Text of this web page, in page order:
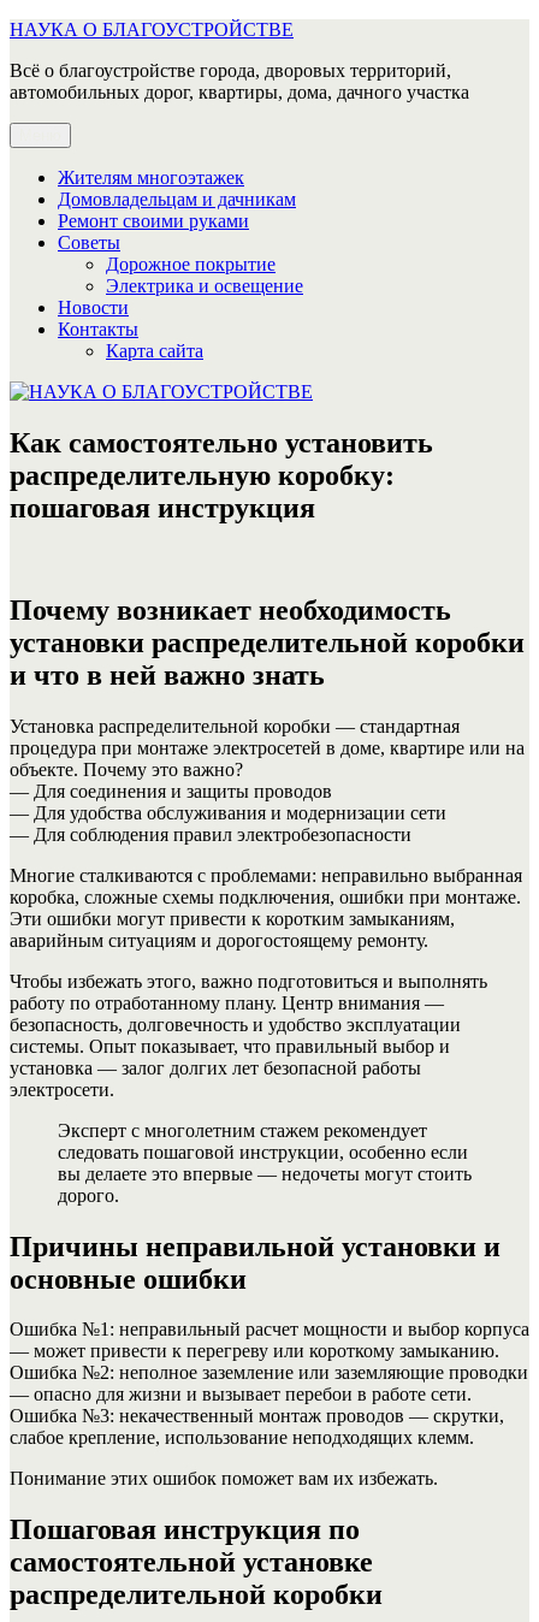
Перейти
содержимому
НАУКА О БЛАГОУСТРОЙСТВЕ
Всё о благоустройстве города, дворовых территорий,
автомобильных дорог, квартиры, дома, дачного участка
Жителям многоэтажек
Домовладельцам и дачникам
Ремонт своими руками
Советы
Дорожное покрытие
Электрика и освещение
Новости
Контакты
Карта сайта
Как самостоятельно установить
распределительную коробку:
пошаговая инструкция
Почему возникает необходимость
установки распределительной коробки
и что в ней важно знать
Установка распределительной коробки — стандартная
процедура при монтаже электросетей в доме, квартире или на
объекте. Почему это важно?
— Для соединения и защиты проводов
— Для удобства обслуживания и модернизации сети
— Для соблюдения правил электробезопасности
Многие сталкиваются с проблемами: неправильно выбранная
коробка, сложные схемы подключения, ошибки при монтаже.
Эти ошибки могут привести к коротким замыканиям,
аварийным ситуациям и дорогостоящему ремонту.
Чтобы избежать этого, важно подготовиться и выполнять
работу по отработанному плану. Центр внимания —
безопасность, долговечность и удобство эксплуатации
системы. Опыт показывает, что правильный выбор и
установка — залог долгих лет безопасной работы
электросети.
Эксперт с многолетним стажем рекомендует
следовать пошаговой инструкции, особенно если
вы делаете это впервые — недочеты могут стоить
дорого.
Причины неправильной установки и
основные ошибки
Ошибка №1: неправильный расчет мощности и выбор корпуса
— может привести к перегреву или короткому замыканию.
Ошибка №2: неполное заземление или заземляющие проводки
— опасно для жизни и вызывает перебои в работе сети.
Ошибка №3: некачественный монтаж проводов — скрутки,
слабое крепление, использование неподходящих клемм.
Понимание этих ошибок поможет вам их избежать.
Пошаговая инструкция по
самостоятельной установке
распределительной коробки